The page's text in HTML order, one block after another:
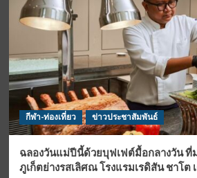
กีฬา-ท่องเที่ยว ข่าวประชาสัมพันธ์
ฉลองวันแม่ปีนี้ด้วยบุฟเฟต์มื้อกลางวัน ที่
ภูเก็ตย่างรสเลิศณ โรงแรมเรดิสัน ชาโต